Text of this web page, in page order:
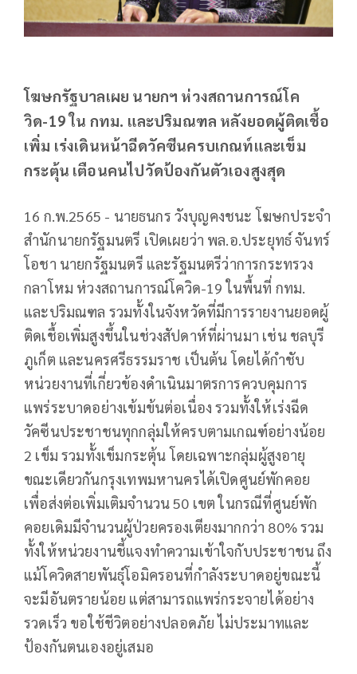
โฆษกรัฐบาลเผย นายกฯ ห่วงสถานการณ์โค
วิด-19 ใน กทม. และปริมณฑล หลังยอดผู้ติดเชื้อ
เพิ่ม เร่งเดินหน้าฉีดวัคซีนครบเกณท์และเข็ม
กระตุ้น เตือนคนไปวัดป้องกันตัวเองสูงสุด
16 ก.พ.2565 - นายธนกร วังบุญคงชนะ โฆษกประจำ
สำนักนายกรัฐมนตรี เปิดเผยว่า พล.อ.ประยุทธ์ จันทร์
โอชา นายกรัฐมนตรี และรัฐมนตรีว่าการกระทรวง
กลาโหม ห่วงสถานการณ์โควิด-19 ในพื้นที่ กทม.
และปริมณฑล รวมทั้งในจังหวัดที่มีการรายงานยอดผู้
ติดเชื้อเพิ่มสูงขึ้นในช่วงสัปดาห์ที่ผ่านมา เช่น ชลบุรี
ภูเก็ต และนครศรีธรรมราช เป็นต้น โดยได้กำชับ
หน่วยงานที่เกี่ยวข้องดำเนินมาตรการควบคุมการ
แพร่ระบาดอย่างเข้มข้นต่อเนื่อง รวมทั้งให้เร่งฉีด
วัคซีนประชาชนทุกกลุ่มให้ครบตามเกณฑ์อย่างน้อย
2 เข็ม รวมทั้งเข็มกระตุ้น โดยเฉพาะกลุ่มผู้สูงอายุ
ขณะเดียวกันกรุงเทพมหานครได้เปิดศูนย์พักคอย
เพื่อส่งต่อเพิ่มเติมจำนวน 50 เขต ในกรณีที่ศูนย์พัก
คอยเดิมมีจำนวนผู้ป่วยครองเตียงมากกว่า 80% รวม
ทั้งให้หน่วยงานชี้แจงทำความเข้าใจกับประชาชน ถึง
แม้โควิดสายพันธุ์โอมิครอนที่กำลังระบาดอยู่ขณะนี้
จะมีอันตรายน้อย แต่สามารถแพร่กระจายได้อย่าง
รวดเร็ว ขอใช้ชีวิตอย่างปลอดภัย ไม่ประมาทและ
ป้องกันตนเองอยู่เสมอ